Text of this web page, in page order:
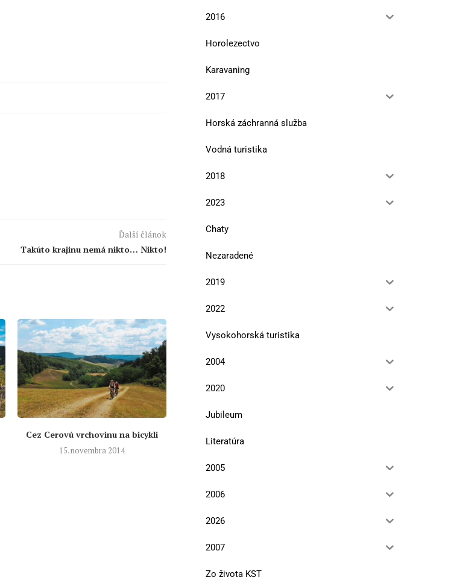
Ďalší článok
Takúto krajinu nemá nikto… Nikto!
Cez Cerovú vrchovinu na bicykli
15. novembra 2014
2016
Horolezectvo
Karavaning
2017
Horská záchranná služba
Vodná turistika
2018
2023
Chaty
Nezaradené
2019
2022
Vysokohorská turistika
2004
2020
Jubileum
Literatúra
2005
2006
2026
2007
Zo života KST